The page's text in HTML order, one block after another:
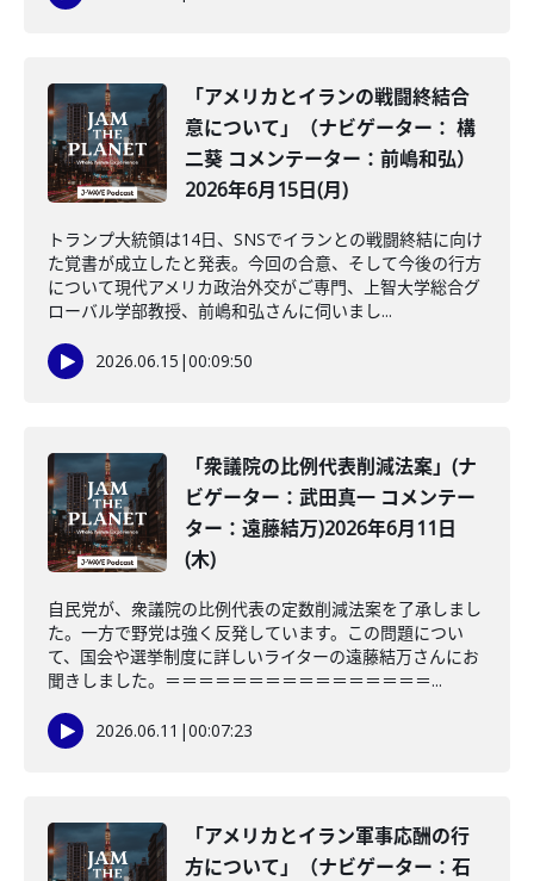
「アメリカとイランの戦闘終結合
意について」（ナビゲーター： 構
二葵 コメンテーター：前嶋和弘）
2026年6月15日(月)
トランプ大統領は14日、SNSでイランとの戦闘終結に向け
た覚書が成立したと発表。今回の合意、そして今後の行方
について現代アメリカ政治外交がご専門、上智大学総合グ
ローバル学部教授、前嶋和弘さんに伺いまし...
2026.06.15 |00:09:50
「衆議院の比例代表削減法案」(ナ
ビゲーター：武田真一 コメンテー
ター：遠藤結万)2026年6月11日
(木)
自民党が、衆議院の比例代表の定数削減法案を了承しまし
た。一方で野党は強く反発しています。この問題につい
て、国会や選挙制度に詳しいライターの遠藤結万さんにお
聞きしました。＝＝＝＝＝＝＝＝＝＝＝＝＝＝＝＝...
2026.06.11 |00:07:23
「アメリカとイラン軍事応酬の行
方について」（ナビゲーター：石